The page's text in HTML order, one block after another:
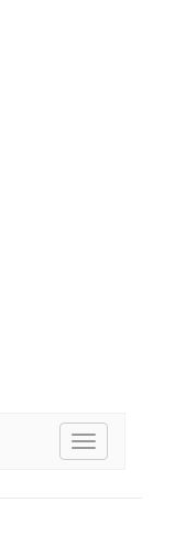
Toggle